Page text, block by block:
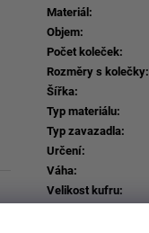
Materiál:
Objem:
Počet koleček:
Rozměry s kolečky:
Šířka:
Typ materiálu:
Typ zavazadla:
Určení:
Váha:
Velikost kufru: